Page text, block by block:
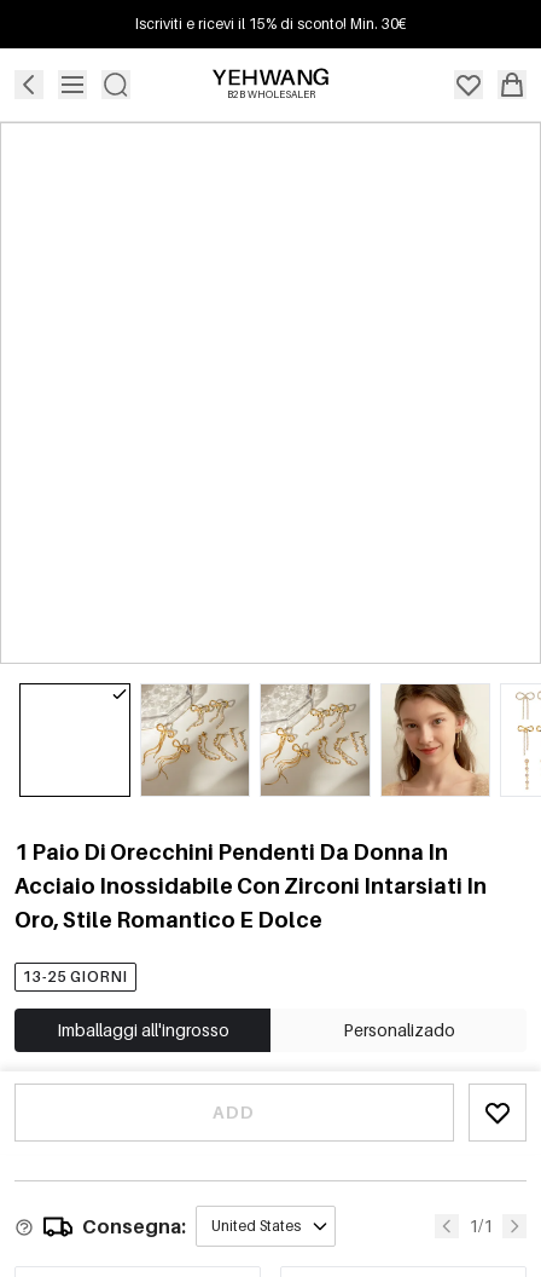
Iscriviti e ricevi il 15% di sconto! Min. 30€
B2B WHOLESALER
1 Paio Di Orecchini Pendenti Da Donna In
Acciaio Inossidabile Con Zirconi Intarsiati In
Oro, Stile Romantico E Dolce
13-25 GIORNI
Imballaggi all'ingrosso Personalizado
ADD
Consegna: United States 1/1